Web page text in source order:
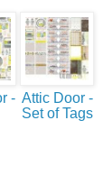
- Attic Door -
Set of Tags